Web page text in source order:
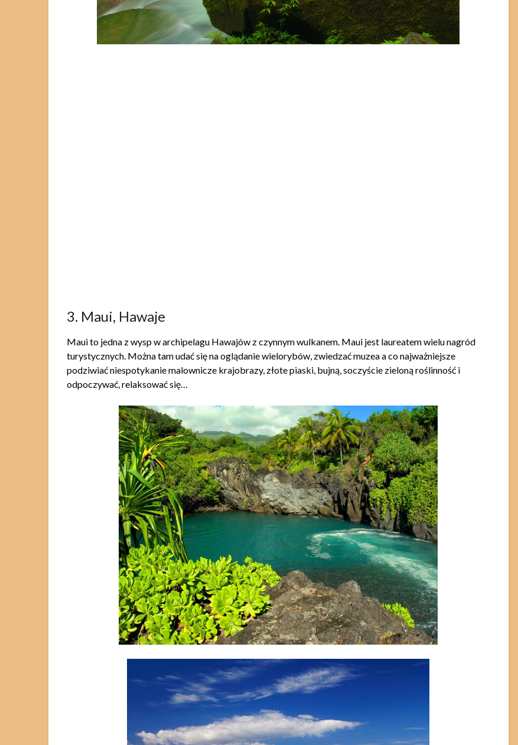
3. Maui, Hawaje
Maui to jedna z wysp w archipelagu Hawajów z czynnym wulkanem. Maui jest laureatem wielu nagród
turystycznych. Można tam udać się na oglądanie wielorybów, zwiedzać muzea a co najważniejsze
podziwiać niespotykanie malownicze krajobrazy, złote piaski, bujną, soczyście zieloną roślinność i
odpoczywać, relaksować się…